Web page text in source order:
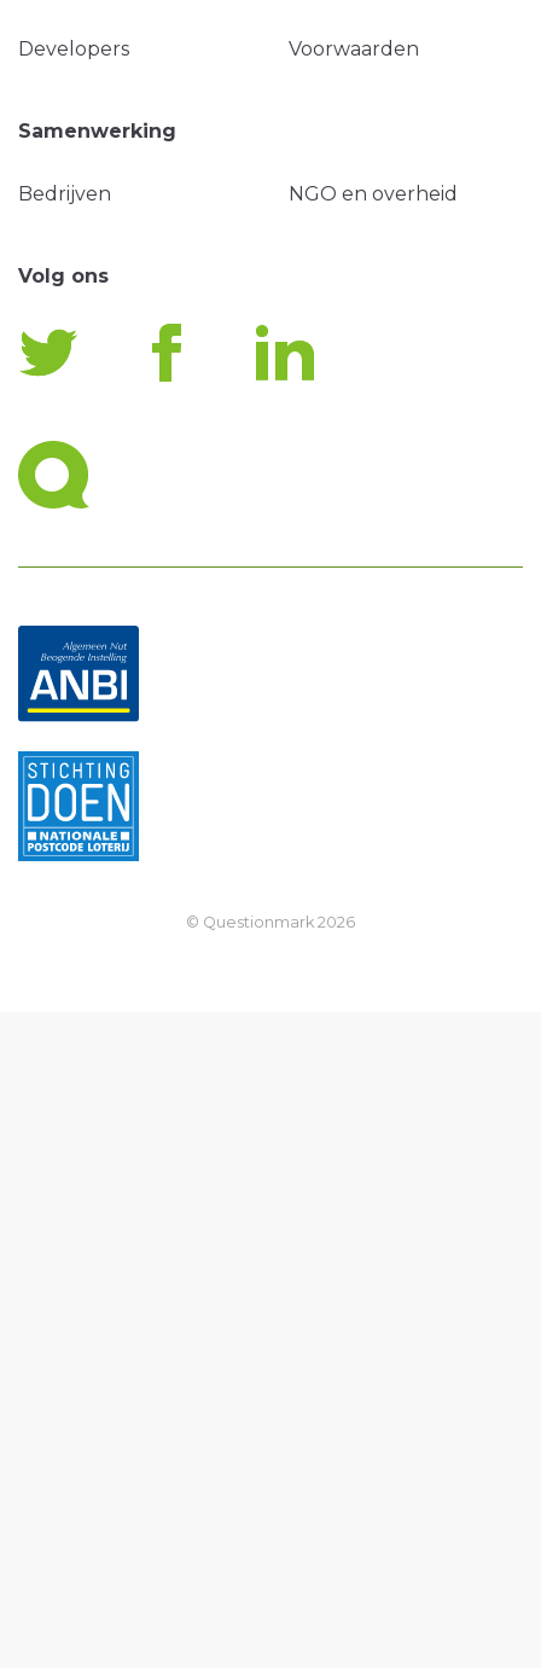
Developers Voorwaarden
Samenwerking
Bedrijven NGO en overheid
Volg ons
© Questionmark 2026